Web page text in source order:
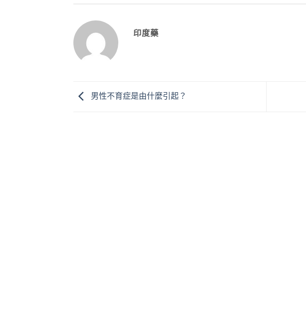
印度藥
男性不育症是由什麼引起？